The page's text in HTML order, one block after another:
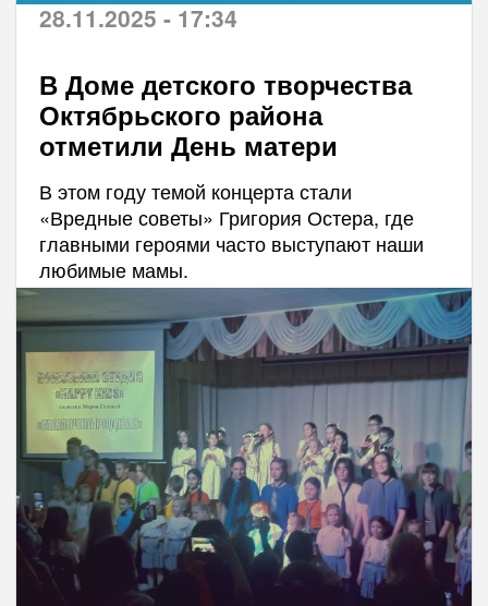
28.11.2025 - 17:34
В Доме детского творчества
Октябрьского района
отметили День матери
В этом году темой концерта стали
«Вредные советы» Григория Остера, где
главными героями часто выступают наши
любимые мамы.